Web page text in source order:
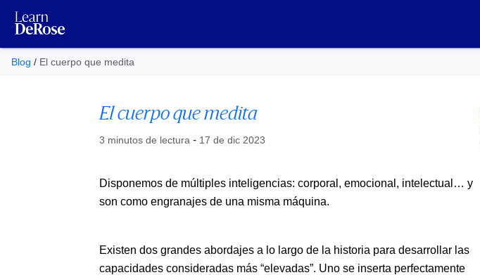
Blog / El cuerpo que medita
El cuerpo que medita
3 minutos de lectura - Publicado el
17 de dic 2023
Disponemos de múltiples inteligencias: corporal, emocional, intelectual… y
son como engranajes de una misma máquina.
Existen dos grandes abordajes a lo largo de la historia para desarrollar las
capacidades consideradas más “elevadas”. Uno se inserta perfectamente